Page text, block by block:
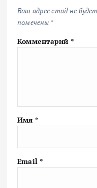
Ваш адрес email не
помечены *
Комментарий *
Имя *
Email *